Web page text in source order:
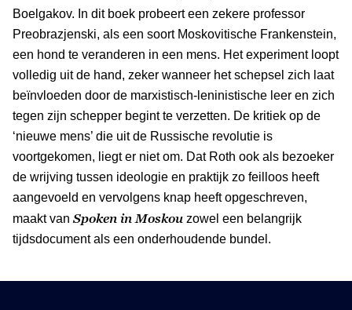
Boelgakov. In dit boek probeert een zekere professor
Preobrazjenski, als een soort Moskovitische Frankenstein,
een hond te veranderen in een mens. Het experiment loopt
volledig uit de hand, zeker wanneer het schepsel zich laat
beïnvloeden door de marxistisch-leninistische leer en zich
tegen zijn schepper begint te verzetten. De kritiek op de
‘nieuwe mens’ die uit de Russische revolutie is
voortgekomen, liegt er niet om. Dat Roth ook als bezoeker
de wrijving tussen ideologie en praktijk zo feilloos heeft
aangevoeld en vervolgens knap heeft opgeschreven,
maakt van Spoken in Moskou zowel een belangrijk
tijdsdocument als een onderhoudende bundel.